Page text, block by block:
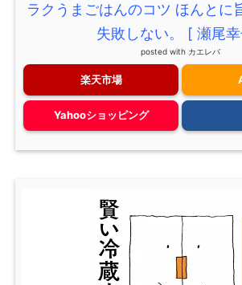
ラクうまごはんのコツ ほんとに
失敗しない。 [ 瀬尾
posted with カエレバ
楽天市場
Yahooショッピング